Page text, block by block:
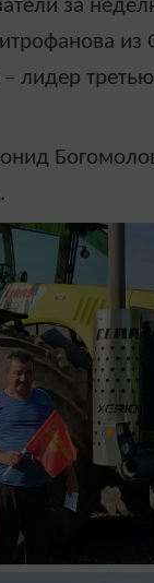
за
из
лидер
.